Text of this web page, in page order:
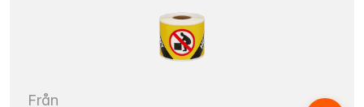
Från